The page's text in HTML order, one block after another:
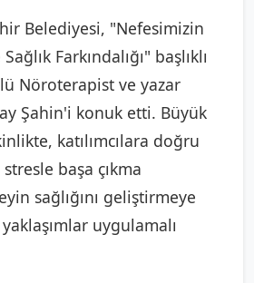
Belediyesi, "Nefesimizin
Farkındalığı" başlıklı
Nöroterapist ve yazar
Şahin'i konuk etti. Büyük
katılımcılara doğru
başa çıkma
sağlığını geliştirmeye
uygulamalı